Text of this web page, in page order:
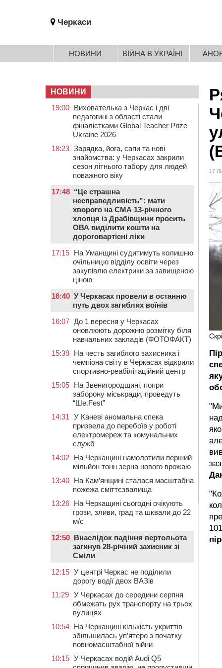
Черкаси
НОВИНИ ВІЙНА В УКРАЇНІ
17
НОВИНИ
19:00 Вихователька з Черкас і дві
педагогині з області стали
фіналістками Global Teacher Prize
Ukraine 2026
18:23 Зарядка, йога, сапи та нові
знайомства: у Черкасах закрили
сезон літнього табору для людей
поважного віку
17:48 “Це страшна
несправедливість”: мати
хворого на СМА 13-річного
хлопця із Драбівщини просить
ОВА виділити кошти на
дороговартісні ліки
17:15 На Уманщині судитимуть колишню
очільницю відділу освіти через
закупівлю електрики за завищеною
ціною
16:40 У Черкасах провели в останню
путь двох загиблих воїнів
16:07 До 1 вересня у Черкасах
оновлюють дорожню розмітку біля
навчальних закладів (ФОТОФАКТ)
15:39 На честь загиблого захисника і
чемпіона світу в Черкасах відкрили
спортивно-реабілітаційний центр
15:05 На Звенигородщині, попри
заборону міськради, проведуть
“Ше.Fest”
14:31 У Каневі аномальна спека
призвела до перебоїв у роботі
електромереж та комунальних
служб
14:02 На Черкащині намолотили перший
мільйон тонн зерна нового врожаю
13:40 На Кам’янщині сталася масштабна
пожежа сміттєзвалища
13:26 На Черкащині сьогодні очікують
грози, зливи, град та шквали до 22
м/с
12:50 Внаслідок падіння вертольота
загинув 28-річний захисник зі
Сміли
12:15 У центрі Черкас не поділили
дорогу водії двох ВАЗів
11:29 У Черкасах до середини серпня
обмежать рух транспорту на трьох
вулицях
10:54 На Черкащині кількість укриттів
збільшилась уп’ятеро з початку
повномасштабної війни
10:15 У Черкасах водій Audi Q5